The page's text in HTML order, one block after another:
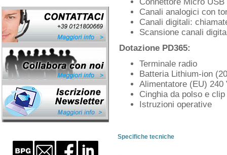
Canali analogici con
Canali digitali:
Scansione canali
Dotazione PD365:
Terminale radio
Batteria Lithium-ion
Alimentatore (EU)
Cinghia da polso e clip
Istruzioni operative
Specifiche tecniche